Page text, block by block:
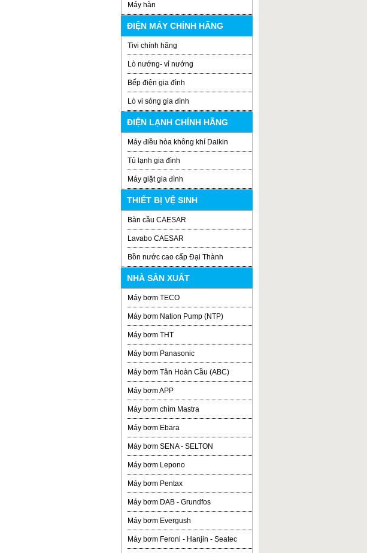
Máy hàn
ĐIỆN MÁY CHÍNH HÃNG
Tivi chính hãng
Lò nướng- vỉ nướng
Bếp điện gia đình
Lò vi sóng gia đình
ĐIỆN LẠNH CHÍNH HÃNG
Máy điều hòa không khí Daikin
Tủ lạnh gia đình
Máy giặt gia đình
THIẾT BỊ VỆ SINH
Bàn cầu CAESAR
Lavabo CAESAR
Bồn nước cao cấp Đại Thành
NHÀ SẢN XUẤT
Máy bơm TECO
Máy bơm Nation Pump (NTP)
Máy bơm THT
Máy bơm Panasonic
Máy bơm Tân Hoàn Cầu (ABC)
Máy bơm APP
Máy bơm chìm Mastra
Máy bơm Ebara
Máy bơm SENA - SELTON
Máy bơm Lepono
Máy bơm Pentax
Máy bơm DAB - Grundfos
Máy bơm Evergush
Máy bơm Feroni - Hanjin - Seatec